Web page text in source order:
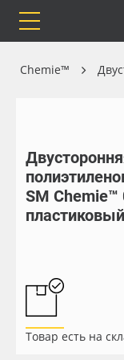
Каталог
Orafol
Доставка
Оплата
Весь каталог
Рулонные
Листовые
Чернила
Chemie™
SM
Товар есть на